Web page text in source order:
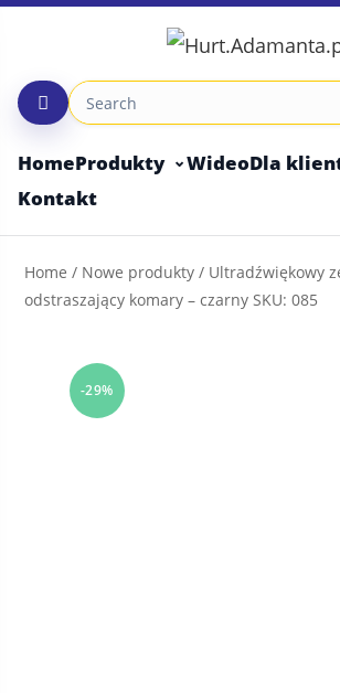
Skip
HomeProdukty WideoDla
Kontakt
Home / Nowe produkty / Ultradźwiękowy
odstraszający komary – czarny SKU: 085
-29%